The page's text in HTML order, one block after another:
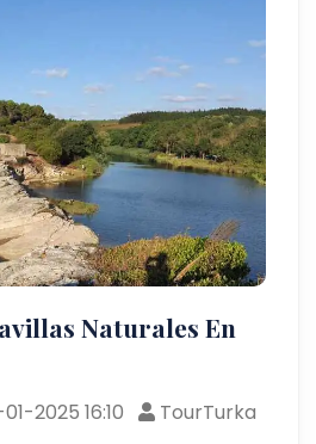
Naturales En
2025 16:10
TourTurka